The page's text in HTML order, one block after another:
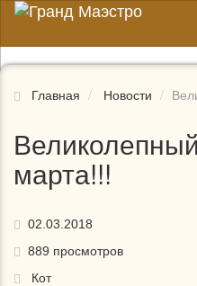
Главная Новости
марта!!!
02.03.2018
889 просмотров
Кот